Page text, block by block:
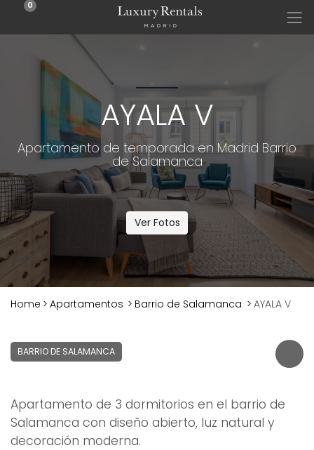
0
AYALA V
Apartamento de temporada en Madrid Barrio
de Salamanca
Ver Fotos
Home > Apartamentos > Barrio de Salamanca > AYALA V
BARRIO DE SALAMANCA
Apartamento de 3 dormitorios en el barrio de
Salamanca con diseño abierto, luz natural y
decoración moderna.